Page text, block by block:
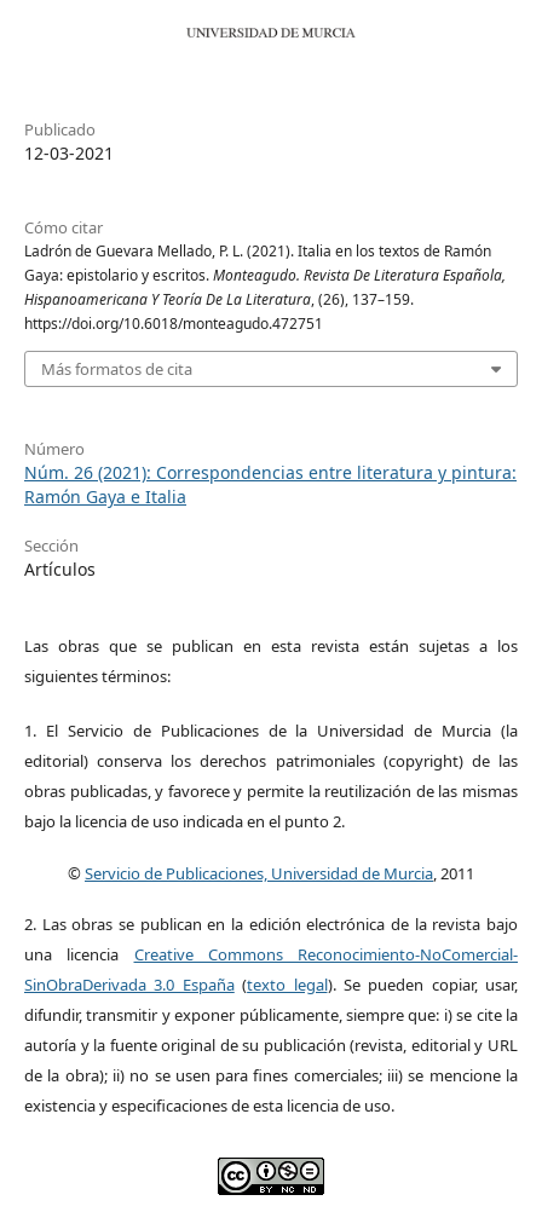
Publicado
12-03-2021
Cómo citar
Ladrón de Guevara Mellado, P. L. (2021). Italia en los textos de Ramón
Gaya: epistolario y escritos.Monteagudo. Revista De Literatura Española,
Hispanoamericana Y Teoría De La Literatura, (26), 137–159.
https://doi.org/10.6018/monteagudo.472751
Más formatos de cita
Número
Núm. 26 (2021): Correspondencias entre literatura y pintura:
Ramón Gaya e Italia
Sección
Artículos
Las obras que se publican en esta revista están sujetas a los
siguientes términos:
1. El Servicio de Publicaciones de la Universidad de Murcia (la
editorial) conserva los derechos patrimoniales (copyright) de las
obras publicadas, y favorece y permite la reutilización de las mismas
bajo la licencia de uso indicada en el punto 2.
©Servicio de Publicaciones, Universidad de Murcia, 2011
2. Las obras se publican en la edición electrónica de la revista bajo
una licencia Creative Commons Reconocimiento-NoComercial-
SinObraDerivada 3.0 España(texto legal). Se pueden copiar, usar,
difundir, transmitir y exponer públicamente, siempre que: i) se cite la
autoría y la fuente original de su publicación (revista, editorial y URL
de la obra); ii) no se usen para fines comerciales; iii) se mencione la
existencia y especificaciones de esta licencia de uso.